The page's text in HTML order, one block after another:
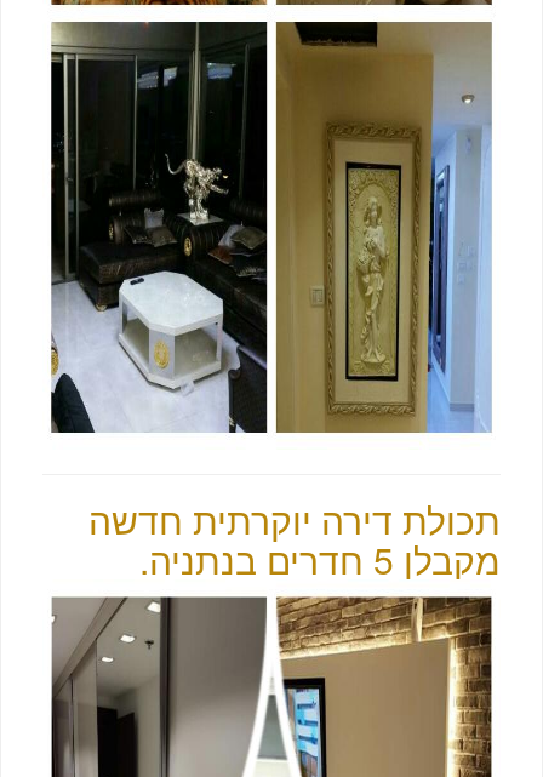
תכולת דירה יוקרתית חדשה
מקבלן 5 חדרים בנתניה.